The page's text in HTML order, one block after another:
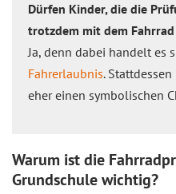
Dürfen Kinder, die die
trotzdem mit dem
Ja, denn dabei handelt es
Fahrerlaubnis.
eher einen symbolischen
Warum ist die
Grundschule wichtig?